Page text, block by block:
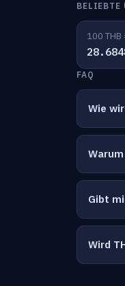
BELIEBTE
100 THB
FAQ
Wie
Gibt
Wird